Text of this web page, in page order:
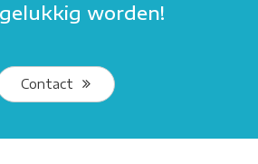
worden!
Contact